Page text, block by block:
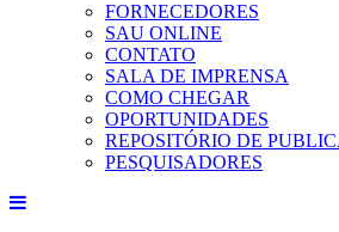
FORNECEDORES
SAU ONLINE
CONTATO
SALA DE IMPRENSA
COMO CHEGAR
OPORTUNIDADES
REPOSITÓRIO DE
PESQUISADORES